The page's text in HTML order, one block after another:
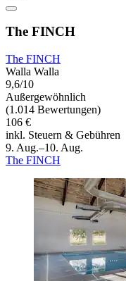
The FINCH
The FINCH
Walla Walla
9,6/10
Außergewöhnlich
(1.014 Bewertungen)
106 €
inkl. Steuern & Gebühren
9. Aug.–10. Aug.
The FINCH